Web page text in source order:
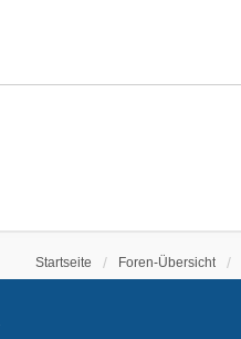
Startseite Foren-Übersicht